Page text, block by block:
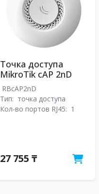
Точка доступа
MikroTik cAP 2nD
RBcAP2nD
Тип: точка доступа
Кол-во портов RJ45: 1
27 755 ₸